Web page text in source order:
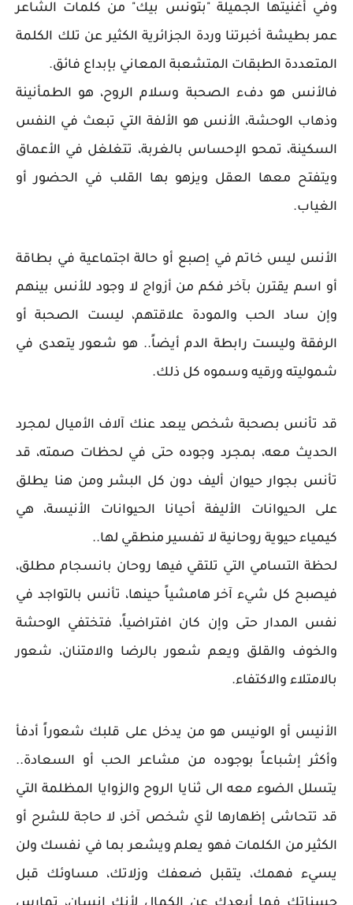
وفي أغنيتها الجميلة "بتونس بيك" من كلمات الشاعر
عمر بطيشة أخبرتنا وردة الجزائرية الكثير عن تلك الكلمة
المتعددة الطبقات المتشعبة المعاني بإبداع فائق.
فالأنس هو دفء الصحبة وسلام الروح، هو الطمأنينة
وذهاب الوحشة، الأنس هو الألفة التي تبعث في النفس
السكينة، تمحو الإحساس بالغربة، تتغلغل في الأعماق
ويتفتح معها العقل ويزهو بها القلب في الحضور أو
الغياب.
الأنس ليس خاتم في إصبع أو حالة اجتماعية في بطاقة
أو اسم يقترن بآخر فكم من أزواج لا وجود للأنس بينهم
وإن ساد الحب والمودة علاقتهم، ليست الصحبة أو
الرفقة وليست رابطة الدم أيضاً.. هو شعور يتعدى في
شموليته ورقيه وسموه كل ذلك.
قد تأنس بصحبة شخص يبعد عنك آلاف الأميال لمجرد
الحديث معه، بمجرد وجوده حتى في لحظات صمته، قد
تأنس بجوار حيوان أليف دون كل البشر ومن هنا يطلق
على الحيوانات الأليفة أحيانا الحيوانات الأنيسة، هي
كيمياء حيوية روحانية لا تفسير منطقي لها..
لحظة التسامي التي تلتقي فيها روحان بانسجام مطلق،
فيصبح كل شيء آخر هامشياً حينها، تأنس بالتواجد في
نفس المدار حتى وإن كان افتراضياً، فتختفي الوحشة
والخوف والقلق ويعم شعور بالرضا والامتنان، شعور
بالامتلاء والاكتفاء.
الأنيس أو الونيس هو من يدخل على قلبك شعوراً أدفأ
وأكثر إشباعاً بوجوده من مشاعر الحب أو السعادة..
يتسلل الضوء معه الى ثنايا الروح والزوايا المظلمة التي
قد تتحاشى إظهارها لأي شخص آخر، لا حاجة للشرح أو
الكثير من الكلمات فهو يعلم ويشعر بما في نفسك ولن
يسيء فهمك، يتقبل ضعفك وزلاتك، مساوئك قبل